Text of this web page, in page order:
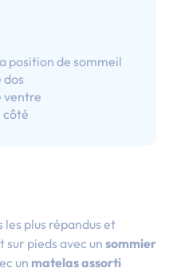
position de sommeil
ventre
côté
les plus répandus et
sur pieds avec un sommier
un matelas assorti